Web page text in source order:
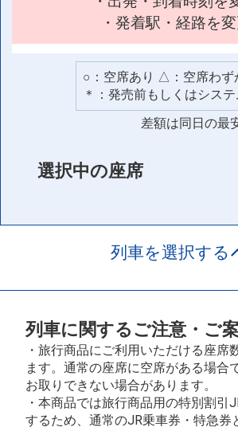
・発着駅・経路を変
○：空席あり △：空席わず
＊：発売前もしくはシス
差額は同日の最
選択中の座席
列車を選択する
列車に関するご注意・ご
・旅行商品にご利用いただける座席
ます。通常の座席に空席がある場合
お取りできない場合があります。
・本商品では旅行商品用の特別割引
するため、通常のJR乗車券・特急券